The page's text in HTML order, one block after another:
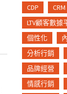
CDP
CRM
LTV顧客數據
個性化
分析行銷
品牌經營
情感行銷